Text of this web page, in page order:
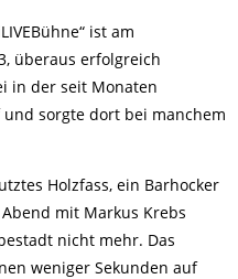
ist am
überaus erfolgreich
in der seit Monaten
sorgte dort bei manchem
Holzfass, ein Barhocker
mit Markus Krebs
nicht mehr. Das
weniger Sekunden auf